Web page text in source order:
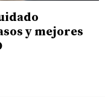
y mejores